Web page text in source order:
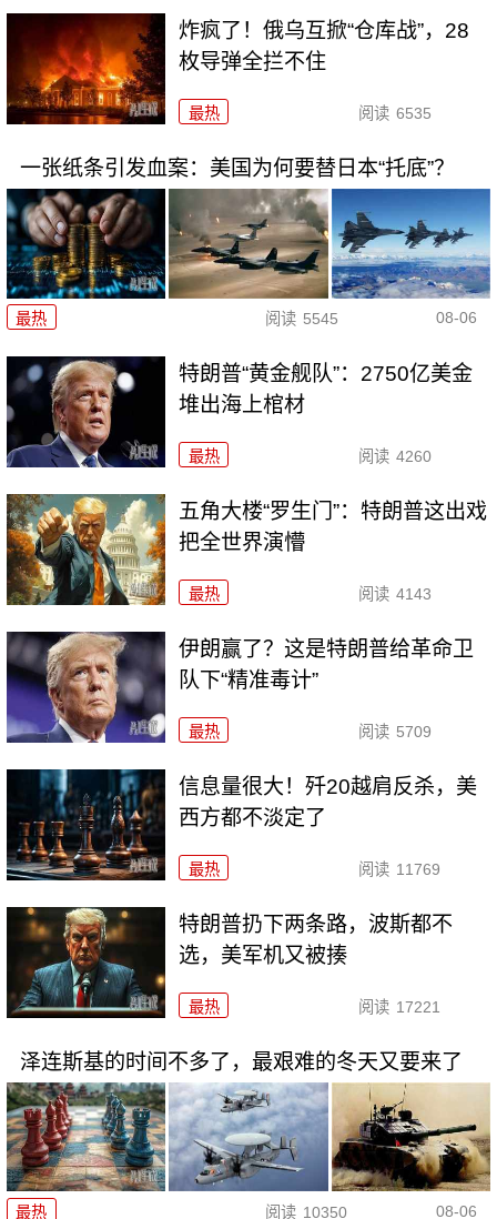
炸疯了！俄乌互掀“仓库战”，28
枚导弹全拦不住
最热 阅读 6535
一张纸条引发血案：美国为何要替日本“托底”？
最热 阅读 5545 08-06
特朗普“黄金舰队”：2750亿美金
堆出海上棺材
最热 阅读 4260
五角大楼“罗生门”：特朗普这出戏
把全世界演懵
最热 阅读 4143
伊朗赢了？这是特朗普给革命卫
队下“精准毒计”
最热 阅读 5709
信息量很大！歼20越肩反杀，美
西方都不淡定了
最热 阅读 11769
特朗普扔下两条路，波斯都不
选，美军机又被揍
最热 阅读 17221
泽连斯基的时间不多了，最艰难的冬天又要来了
最热 阅读 10350 08-06